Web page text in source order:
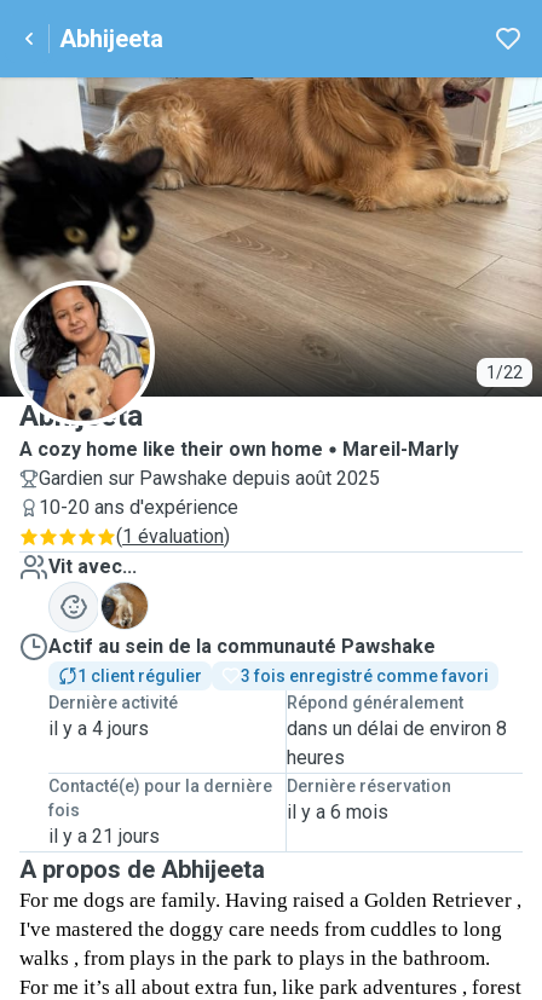
Abhijeeta
1/22
A
Abhijeeta
A cozy home like their own home
Mareil-Marly
Gardien sur Pawshake depuis août 2025
10-20 ans d'expérience
(1 évaluation)
Vit avec...
D
Actif au sein de la communauté Pawshake
1 client régulier
3 fois enregistré comme favori
Dernière activité
il y a 4 jours
Répond généralement
dans un délai de environ 8
heures
Contacté(e) pour la dernière
fois
il y a 21 jours
Dernière réservation
il y a 6 mois
A propos de Abhijeeta
For me dogs are family. Having raised a Golden Retriever ,
I've mastered the doggy care needs from cuddles to long
walks , from plays in the park to plays in the bathroom.
For me it’s all about extra fun, like park adventures , forest